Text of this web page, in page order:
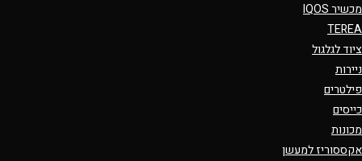
מכשיר IQOS
TEREA
ציוד לגלגול
ניירות
פילטרים
כייסים
מכונות
אקססוריז למעשן